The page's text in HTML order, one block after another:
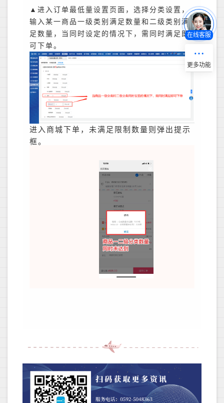
▲进入订单最低量设置页面，选择分类设置，
输入某一商品一级类别满足数量和二级类别满
足数量，当同时设定的情况下，需同时满足即
可下单。
进入商城下单，未满足限制数量则弹出提示
框。
在线客服